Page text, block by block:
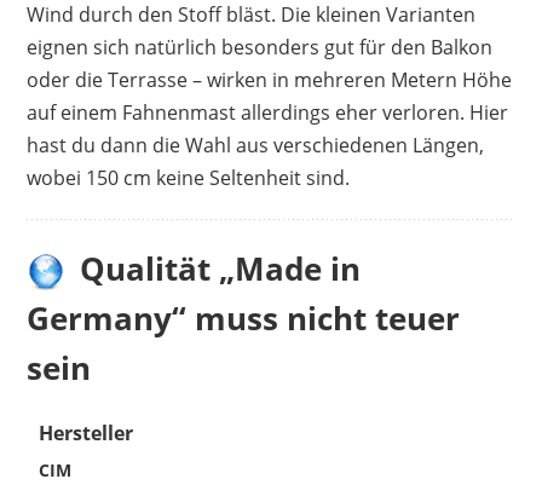
Wind durch den Stoff bläst. Die kleinen Varianten
eignen sich natürlich besonders gut für den Balkon
oder die Terrasse – wirken in mehreren Metern Höhe
auf einem Fahnenmast allerdings eher verloren. Hier
hast du dann die Wahl aus verschiedenen Längen,
wobei 150 cm keine Seltenheit sind.
Qualität „Made in
Germany“ muss nicht teuer
sein
Hersteller
CIM